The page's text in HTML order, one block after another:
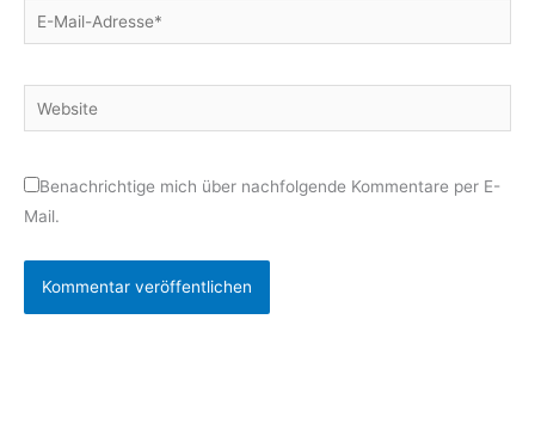
E-
Mail-
Website
Benachrichtige mich über nachfolgende Kommentare per E-
Mail.